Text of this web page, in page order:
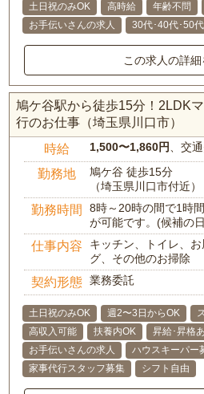
土日祝のみOK
高時給 年齢不問
お手伝いさんの求人
30代･40代･50
この求人の詳
鳩ケ谷駅から徒歩15分！2LDK
行のお仕事（埼玉県川口市）
時給 1,500〜1,860円 、交
勤務地
鳩ケ谷 徒歩15分
（埼玉県川口市付近）
勤務時間
8時～20時の間で1時
が可能です。(候補の
仕事内容
キッチン、トイレ、
グ、その他のお掃除
契約形態 業務委託
土日祝のみOK 週2〜3日からOK
高収入可能
扶養内OK 昇給･昇格
お手伝いさんの求人
ハウスキーパー
家事代行スタッフ募集
シフト自由